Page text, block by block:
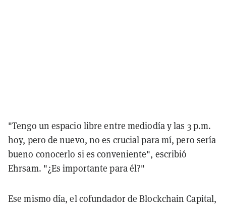
"Tengo un espacio libre entre mediodía y las 3 p.m.
hoy, pero de nuevo, no es crucial para mí, pero sería
bueno conocerlo si es conveniente", escribió
Ehrsam. "¿Es importante para él?"
Ese mismo día, el cofundador de Blockchain Capital,